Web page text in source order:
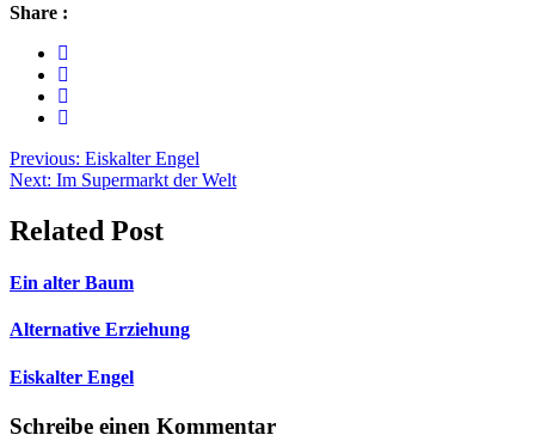
Share :
Beitragsnavigation
Previous: Eiskalter Engel
Next: Im Supermarkt der Welt
Related Post
Ein alter Baum
Alternative Erziehung
Eiskalter Engel
Schreibe einen Kommentar